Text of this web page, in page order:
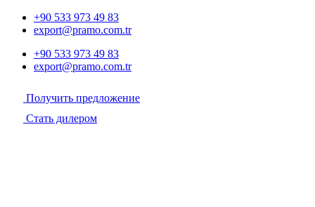
+90 533 973 49 83
export@pramo.com.tr
+90 533 973 49 83
export@pramo.com.tr
Получить предложение
Стать дилером